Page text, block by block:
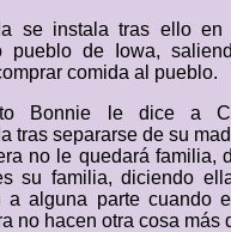
se instala tras ello
pueblo de Iowa,
comida al pueblo.
Bonnie le dice a
tras separarse de su
no le quedará familia,
su familia, diciendo
a alguna parte cuando
no hacen otra cosa más